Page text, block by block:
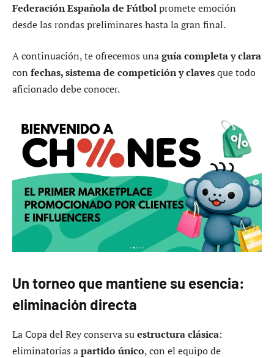
Federación Española de Fútbolpromete emoción
desde las rondas preliminares hasta la gran final.
A continuación, te ofrecemos unaguía completa y clara
con fechas, sistema de competición y clavesque todo
aficionado debe conocer.
Un torneo que mantiene su esencia:
eliminación directa
La Copa del Rey conserva suestructura clásica:
eliminatorias apartido único, con el equipo de